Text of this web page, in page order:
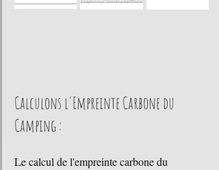
Calculons l'Empreinte Carbone du
Camping :
Le calcul de l'empreinte carbone du